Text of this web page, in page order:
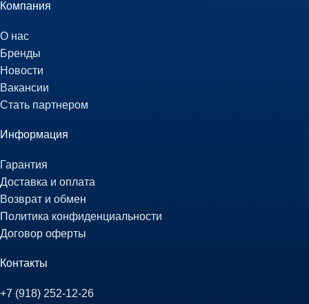
Компания
О нас
Бренды
Новости
Вакансии
Стать партнером
Информация
Гарантия
Доставка и оплата
Возврат и обмен
Политика конфиденциальности
Договор оферты
Контакты
+7 (918) 252-12-26